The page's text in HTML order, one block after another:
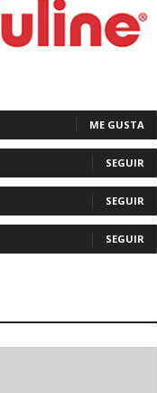
ME GUSTA
SEGUIR
SEGUIR
SEGUIR